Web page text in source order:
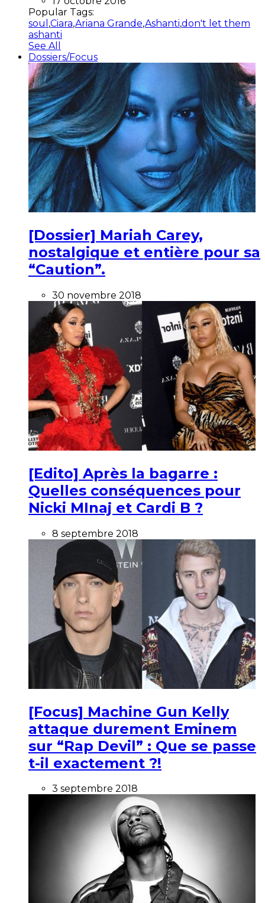
Popular Tags:
soul ,Ciara,Ariana Grande,Ashanti,don't let them
ashanti
See All
Dossiers/Focus
[Dossier] Mariah Carey,
nostalgique et entière pour sa
“Caution”.
30 novembre 2018
[Edito] Après la bagarre :
Quelles conséquences pour
Nicki MInaj et Cardi B ?
8 septembre 2018
[Focus] Machine Gun Kelly
attaque durement Eminem
sur “Rap Devil” : Que se passe
t-il exactement ?!
3 septembre 2018